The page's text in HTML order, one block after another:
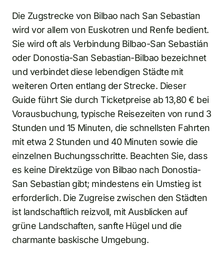
Die Zugstrecke von Bilbao nach San Sebastian
wird vor allem von Euskotren und Renfe bedient.
Sie wird oft als Verbindung Bilbao-San Sebastián
oder Donostia-San Sebastian-Bilbao bezeichnet
und verbindet diese lebendigen Städte mit
weiteren Orten entlang der Strecke. Dieser
Guide führt Sie durch Ticketpreise ab 13,80 € bei
Vorausbuchung, typische Reisezeiten von rund 3
Stunden und 15 Minuten, die schnellsten Fahrten
mit etwa 2 Stunden und 40 Minuten sowie die
einzelnen Buchungsschritte. Beachten Sie, dass
es keine Direktzüge von Bilbao nach Donostia-
San Sebastian gibt; mindestens ein Umstieg ist
erforderlich. Die Zugreise zwischen den Städten
ist landschaftlich reizvoll, mit Ausblicken auf
grüne Landschaften, sanfte Hügel und die
charmante baskische Umgebung.